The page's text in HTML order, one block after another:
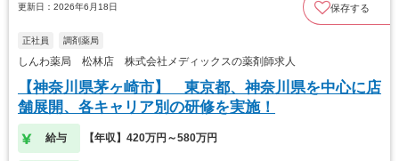
更新日：2026年6月18日 保存する
正社員 調剤薬局
しんわ薬局 松林店 株式会社メディックスの薬剤師求人
【神奈川県茅ヶ崎市】 東京都、神奈川県を中心に店
舗展開、各キャリア別の研修を実施！
給与 【年収】420万円～580万円